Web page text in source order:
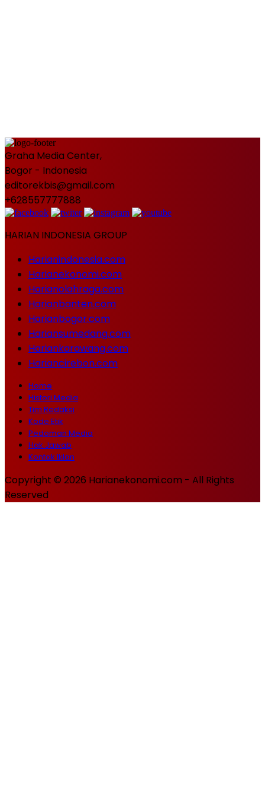
Graha Media Center,
Bogor - Indonesia
editorekbis@gmail.com
+628557777888
HARIAN INDONESIA GROUP
Harianindonesia.com
Harianekonomi.com
Harianolahraga.com
Harianbanten.com
Harianbogor.com
Hariansumedang.com
Hariankarawang.com
Hariancirebon.com
Home
Histori Media
Tim Redaksi
Kode Etik
Pedoman Media
Hak Jawab
Kontak Iklan
Copyright © 2026 Harianekonomi.com - All Rights
Reserved